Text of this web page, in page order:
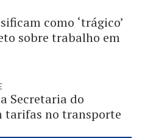
como ‘trágico’
sobre trabalho em
Secretaria do
tarifas no transporte